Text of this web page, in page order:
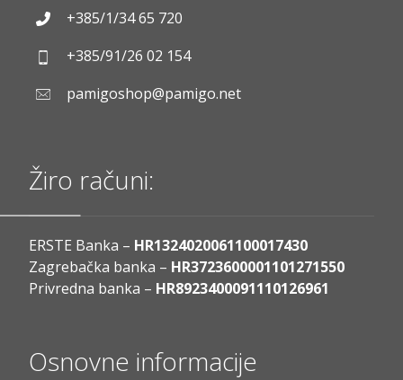
+385/1/34 65 720
+385/91/26 02 154
pamigoshop@pamigo.net
Žiro računi:
ERSTE Banka – HR1324020061100017430
Zagrebačka banka – HR3723600001101271550
Privredna banka – HR8923400091110126961
Osnovne informacije